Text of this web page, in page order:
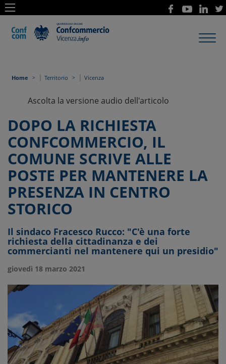
Home | Territorio | Vicenza
Ascolta la versione audio dell'articolo
DOPO LA RICHIESTA
CONFCOMMERCIO, IL
COMUNE SCRIVE ALLE
POSTE PER MANTENERE LA
PRESENZA IN CENTRO
STORICO
Il sindaco Fracesco Rucco: "C'è una forte
richiesta della cittadinanza e dei
commercianti nel mantenere qui un presidio"
giovedì 18 marzo 2021